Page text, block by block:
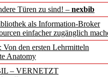
Türen zu sind! – nexbib
als Information-Broker
einfacher zugänglich
den ersten Lehrmitteln
Anatomy
– VERNETZT
für